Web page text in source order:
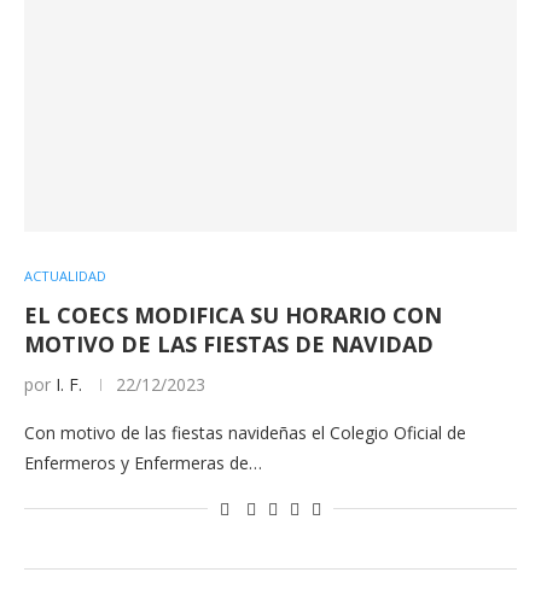
ACTUALIDAD
EL COECS MODIFICA SU HORARIO CON
MOTIVO DE LAS FIESTAS DE NAVIDAD
por I. F. 22/12/2023
Con motivo de las fiestas navideñas el Colegio Oficial de
Enfermeros y Enfermeras de…